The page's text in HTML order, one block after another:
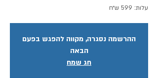
עלות: 599 ש״ח
ההרשמה נסגרה, מקווה להפגש בפעם
הבאה
חג שמח